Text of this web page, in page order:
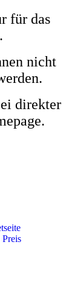
für das
nicht
direkter